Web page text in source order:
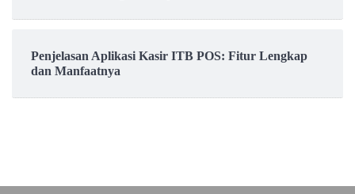
Penjelasan Aplikasi Kasir ITB POS: Fitur Lengkap
dan Manfaatnya